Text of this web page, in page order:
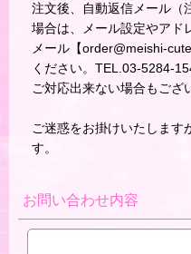
注文後、自動返信メール（
場合は、メール設定やアド
メール【order@meishi-
ください。TEL.03-5284-
ご対応出来ない場合もござ
ご迷惑をお掛けいたします
す。
お問い合わせ内容